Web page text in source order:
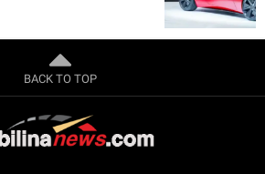
BACK TO TOP